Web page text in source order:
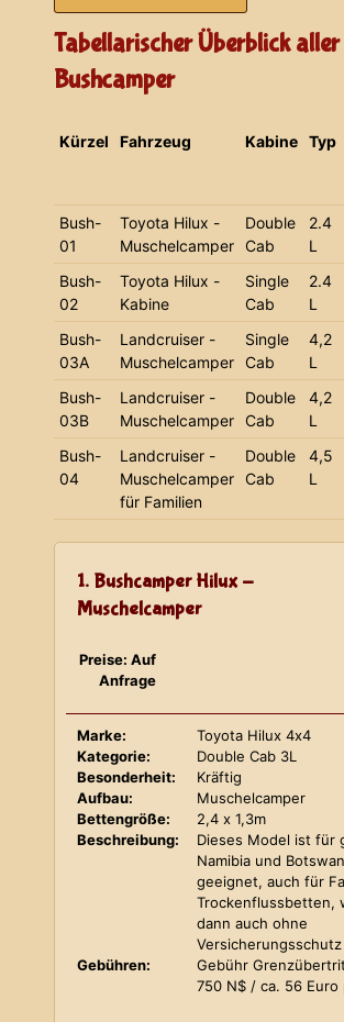
Tabellarischer Überblick aller
Bushcamper
Kürzel Fahrzeug Kabine Typ
Bush-
01
Toyota Hilux -
Muschelcamper
Double
Cab
2.4
L
Bush-
02
Toyota Hilux -
Kabine
Single
Cab
2.4
L
Bush-
03A
Landcruiser -
Muschelcamper
Single
Cab
4,2
L
Bush-
03B
Landcruiser -
Muschelcamper
Double
Cab
4,2
L
Bush-
04
Landcruiser -
Muschelcamper
für Familien
Double
Cab
4,5
L
1. Bushcamper Hilux -
Muschelcamper
Preise: Auf
Anfrage
Marke:
Toyota Hilux 4x4
Kategorie:
Double Cab 3L
Besonderheit:
Kräftig
Aufbau:
Muschelcamper
Bettengröße:
2,4 x 1,3m
Beschreibung:
Dieses Model ist für
Namibia und
geeignet, auch für
Trockenflussbetten,
dann auch ohne
Versicherungsschutz
Gebühren:
Gebühr
750 N$ / ca. 56 Euro